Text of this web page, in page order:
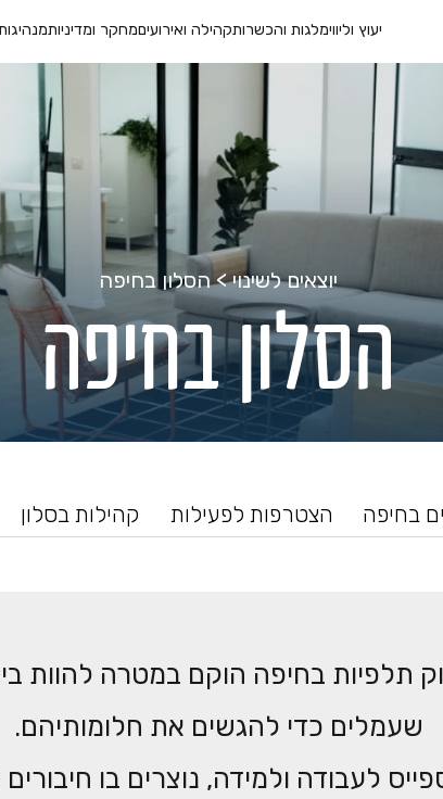
יעוץ וליווימלגות והכשרותקהילה ואירועיםמחקר ומדיניות
יוצאים לשינוי>הסלון בחיפה
הסלון בחיפה
בחיפה הצטרפות לפעילות קהילות בסלון
תלפיות בחיפה הוקם במטרה להוות
שעמלים כדי להגשים את חלומותיהם.
לעבודה ולמידה, נוצרים בו